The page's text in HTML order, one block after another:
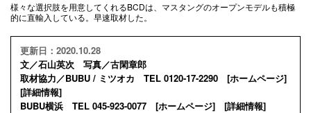
様々な選択肢を用意してくれるBCDは、マスタングのオープンモデルも積極
的に直輸入している。早速取材した。
更新日：2020.10.28
文／石山英次 写真／古閑章郎
取材協力／BUBU / ミツオカ TEL 0120-17-2290 [ホームページ]
[詳細情報]
BUBU横浜 TEL 045-923-0077 [ホームページ] [詳細情報]